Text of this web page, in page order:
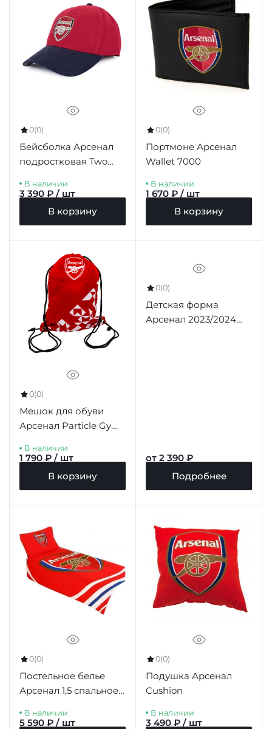
0(0)
Бейсболка Арсенал
подростковая Two
В наличии
3 390 ₽ / шт
В корзину
0(0)
Портмоне Арсенал
Wallet 7000
В наличии
1 670 ₽ / шт
В корзину
0(0)
Мешок для обуви
Арсенал Particle Gym
В наличии
1 790 ₽ / шт
В корзину
0(0)
Детская форма
Арсенал 2023/2024
от 2 390 ₽
Подробнее
0(0)
Постельное белье
Арсенал 1,5 спальное
В наличии
5 590 ₽ / шт
0(0)
Подушка Арсенал
Cushion
В наличии
3 490 ₽ / шт